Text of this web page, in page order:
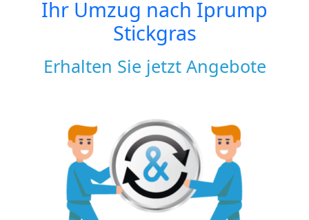
Ihr Umzug nach Iprump
Stickgras
Erhalten Sie jetzt Angebote